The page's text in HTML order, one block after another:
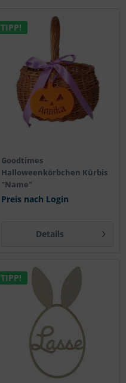
TIPP!
Goodtimes
Halloweenkörbchen Kürbis
"Name"
Preis nach Login
Details
TIPP!